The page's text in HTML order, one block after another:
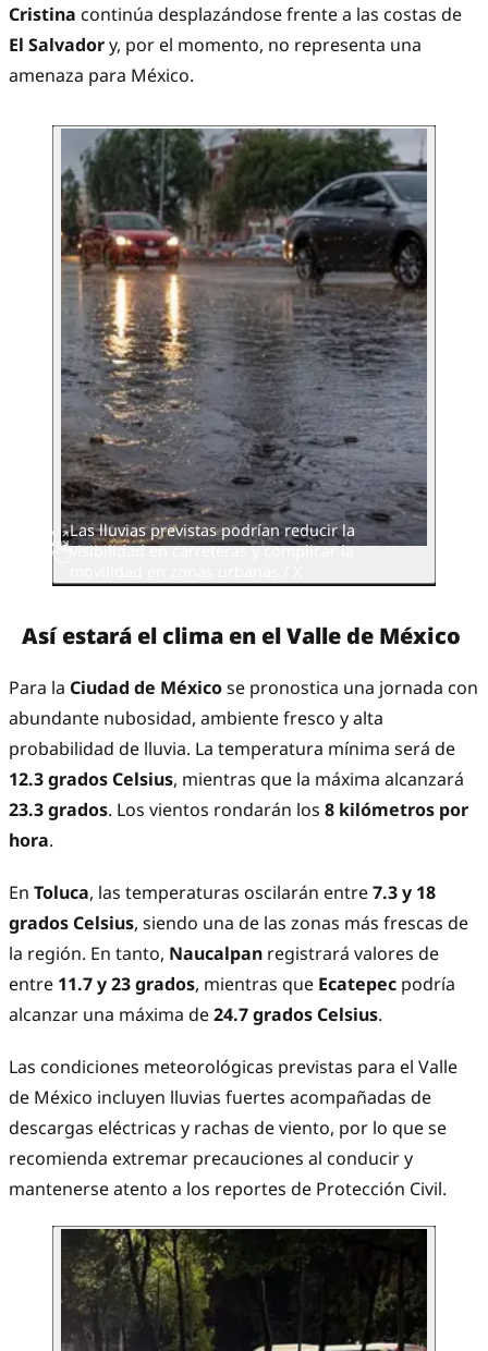
Cristina continúa desplazándose frente a las costas de
El Salvadory, por el momento, no representa una
amenaza para México.
Las lluvias previstas podrían reducir la
visibilidad en carreteras y complicar la
Así estará el clima en el Valle de México
Para la Ciudad de Méxicose pronostica una jornada con
abundante nubosidad, ambiente fresco y alta
probabilidad de lluvia. La temperatura mínima será de
12.3 grados Celsius, mientras que la máxima alcanzará
23.3 grados. Los vientos rondarán los 8 kilómetros por
hora.
En Toluca, las temperaturas oscilarán entre7.3 y 18
grados Celsius, siendo una de las zonas más frescas de
la región. En tanto, Naucalpan registrará valores de
entre 11.7 y 23 grados, mientras que Ecatepec podría
alcanzar una máxima de24.7 grados Celsius.
Las condiciones meteorológicas previstas para el Valle
de México incluyen lluvias fuertes acompañadas de
descargas eléctricas y rachas de viento, por lo que se
recomienda extremar precauciones al conducir y
mantenerse atento a los reportes de Protección Civil.